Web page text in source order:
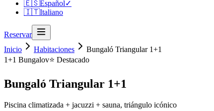
🇪🇸Español✓
🇮🇹Italiano
Reservar
Inicio
Habitaciones
Bungaló Triangular 1+1
1+1 Bungalov⭐ Destacado
Bungaló Triangular 1+1
Piscina climatizada + jacuzzi + sauna, triángulo icónico